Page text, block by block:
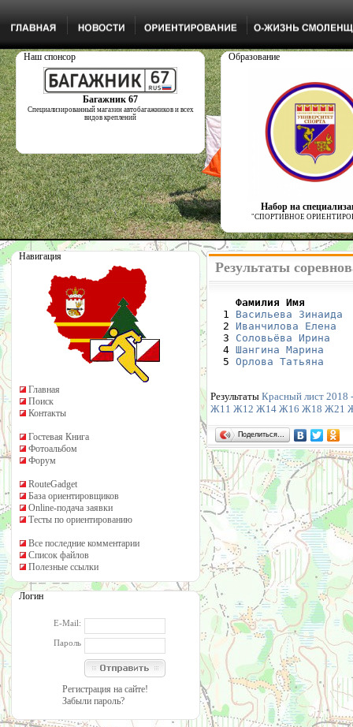
Наш спонсор
Багажник 67
Специализированный магазин автобагажников и всех
видов креплений
Образование
Набор на
"СПОРТИВНОЕ
Навигация
Главная
Поиск
Контакты
Гостевая Книга
Фотоальбом
Форум
RouteGadget
База ориентировщиков
Online-подача заявки
Тесты по ориентированию
Все последние комментарии
Список файлов
Полезные ссылки
Логин
E-Mail:
Пароль
Регистрация на сайте!
Забыли пароль?
Результаты
Фамилия Имя
1 Васильева Зинаида
  2
Иванчилова Елена
  3
Соловьёва Ирина
  4
Шангина Марина
  5
Орлова Татьяна
Результаты Красный лист 2018
Ж11 Ж12 Ж14 Ж16 Ж18 Ж21
Поделиться…